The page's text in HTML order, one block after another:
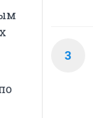
3